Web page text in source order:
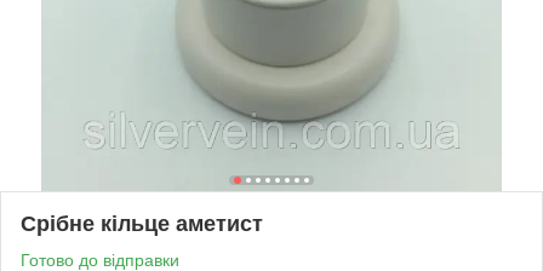
Срібне кільце аметист
Готово до відправки